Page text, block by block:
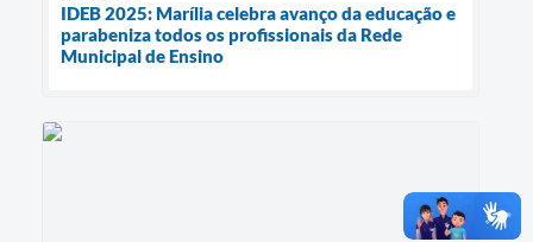
IDEB 2025: Marília celebra avanço da educação e
parabeniza todos os profissionais da Rede
Municipal de Ensino